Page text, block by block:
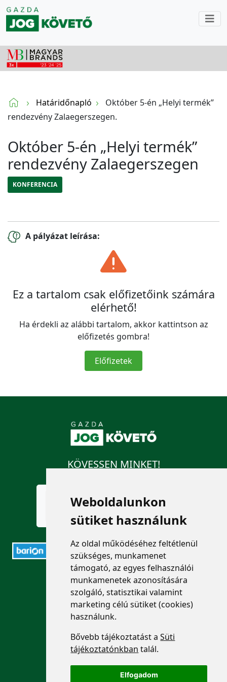
Weboldalunkon
sütiket használunk
Az oldal működéséhez feltétlenül
szükséges, munkamenet
támogató, az egyes felhasználói
munkamenetek azonosítására
szolgáló, statisztikai valamint
marketing célú sütiket (cookies)
használunk.
Bővebb tájékoztatást aSüti
tájékoztatónkban talál.
Elfogadom
Határidőnapló
Október 5-én „Helyi termék”
rendezvény Zalaegerszegen.
Október 5-én „Helyi termék”
rendezvény Zalaegerszegen
KONFERENCIA
A pályázat leírása:
Ez a tartalom csak előfizetőink számára
elérhető!
Ha érdekli az alábbi tartalom, akkor kattintson az
előfizetés gombra!
Előfizetek
KÖVESSEN MINKET!
ELÉRHETŐSÉGEK
+36 1 880 7600
info@mprx.hu